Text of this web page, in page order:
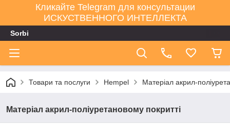
Кликайте Telegram для консультации
ИСКУСТВЕННОГО ИНТЕЛЛЕКТА
Sorbi
Товари та послуги Hempel Матеріал акрил-
Матеріал акрил-поліуретановому покритті